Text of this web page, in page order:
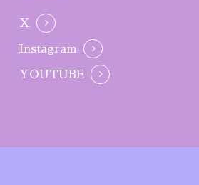
X
Instagram
YOUTUBE